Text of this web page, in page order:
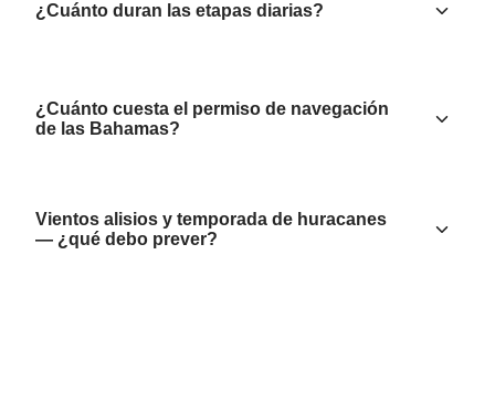
¿Cuánto duran las etapas diarias?
¿Cuánto cuesta el permiso de navegación
de las Bahamas?
Vientos alisios y temporada de huracanes
— ¿qué debo prever?